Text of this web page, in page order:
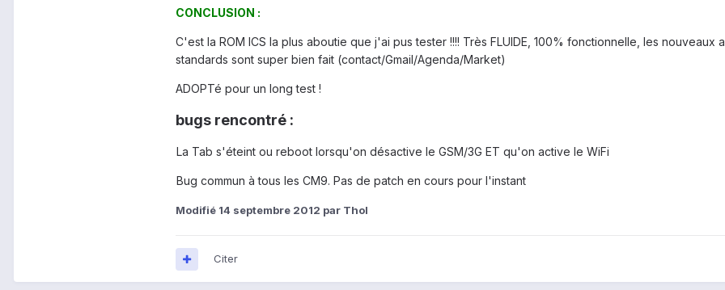
CONCLUSION :
C'est la ROM ICS la plus aboutie que j'ai pus tester !!!! Très FLUIDE, 100% fonctionnelle, les nouveaux
standards sont super bien fait (contact/Gmail/Agenda/Market)
ADOPTé pour un long test !
bugs rencontré :
La Tab s'éteint ou reboot lorsqu'on désactive le GSM/3G ET qu'on active le WiFi
Bug commun à tous les CM9. Pas de patch en cours pour l'instant
Modifié 14 septembre 2012 par Thol
Citer